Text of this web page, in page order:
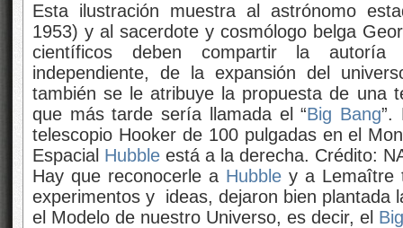
Esta ilustración muestra al astrónomo
1953) y al sacerdote y cosmólogo belga
científicos deben compartir la autoría
independiente, de la expansión del
también se le atribuye la propuesta de una
que más tarde sería llamada el “Big Bang”.
telescopio Hooker de 100 pulgadas en el
Espacial Hubble está a la derecha. Crédito:
Hay que reconocerle a Hubble y a Lemaître
experimentos y ideas, dejaron bien plantada
el Modelo de nuestro Universo, es decir, el